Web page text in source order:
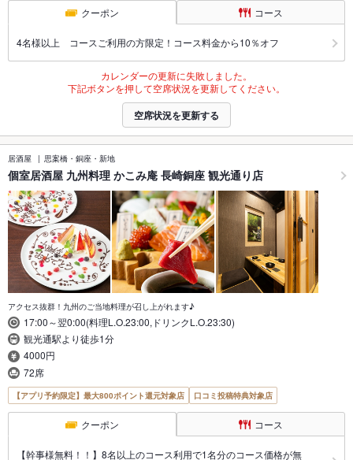
クーポン コース
4名様以上 コースご利用の方限定！コース料金から10％オフ
カレンダーの更新に失敗しました。
下記ボタンを押して空席状況を更新してください。
空席状況を更新する
居酒屋 思案橋・銅座・新地
個室居酒屋 九州料理 かこみ庵 長崎銅座 観光通り店
アクセス抜群！九州のご当地料理が召し上がれます♪
17:00～翌0:00(料理L.O.23:00,ドリンクL.O.23:30)
観光通駅より徒歩1分
4000円
72席
【アプリ予約限定】最大800ポイント還元対象店 口コミ投稿特典対象店
クーポン コース
【幹事様無料！！】8名以上のコース利用で1名分のコース価格が無